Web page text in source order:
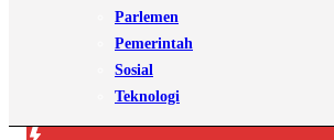
Parlemen
Pemerintah
Sosial
Teknologi